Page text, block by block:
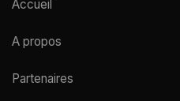
Accueil
A propos
Partenaires